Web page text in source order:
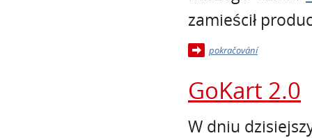
zamieścił
pokračování
GoKart 2.0
W dniu